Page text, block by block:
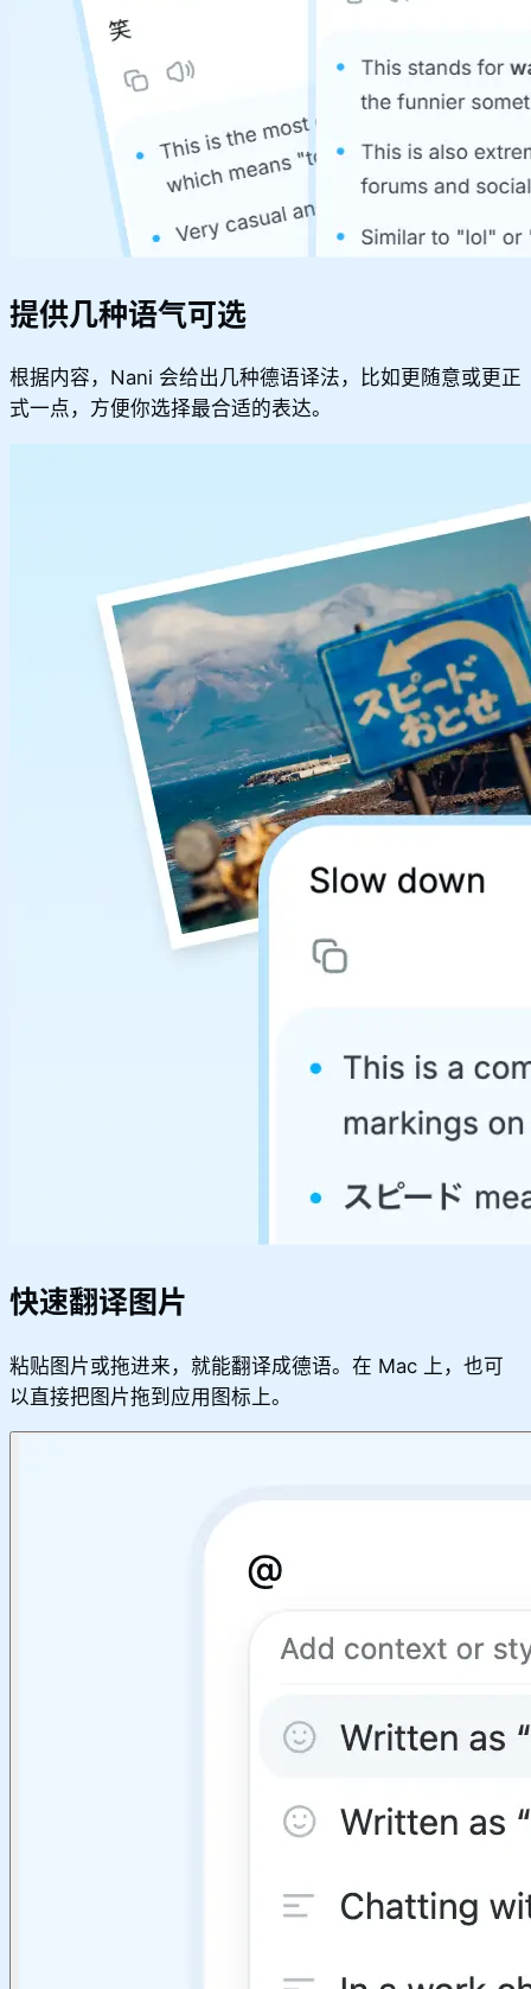
提供几种语气可选
根据内容，Nani 会给出几种德语译法，比如更随意或更正
式一点，方便你选择最合适的表达。
快速翻译图片
粘贴图片或拖进来，就能翻译成德语。在 Mac 上，也可
以直接把图片拖到应用图标上。